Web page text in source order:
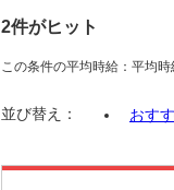
2件がヒット
この条件の平均時給：平均
並び替え： おす